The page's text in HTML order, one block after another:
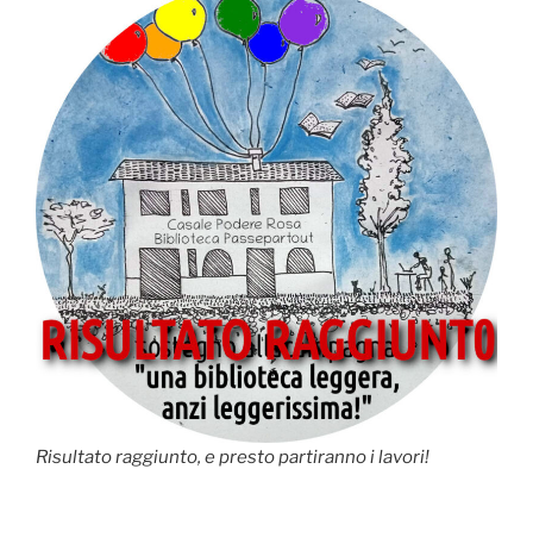
Risultato raggiunto, e presto partiranno i lavori!